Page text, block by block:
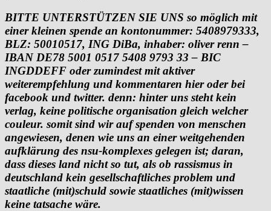
BITTE UNTERSTÜTZEN SIE UNS so möglich mit
einer kleinen spende an kontonummer: 5408979333,
BLZ: 50010517, ING DiBa, inhaber: oliver renn –
IBAN DE78 5001 0517 5408 9793 33 – BIC
INGDDEFF oder zumindest mit aktiver
weiterempfehlung und kommentaren hier oder bei
facebook und twitter. denn: hinter uns steht kein
verlag, keine politische organisation gleich welcher
couleur. somit sind wir auf spenden von menschen
angewiesen, denen wie uns an einer weitgehenden
aufklärung des nsu-komplexes gelegen ist; daran,
dass dieses land nicht so tut, als ob rassismus in
deutschland kein gesellschaftliches problem und
staatliche (mit)schuld sowie staatliches (mit)wissen
keine tatsache wäre.